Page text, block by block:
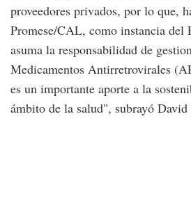
proveedores privados, por lo que,
Promese/CAL, como instancia del
asuma la responsabilidad de
Medicamentos Antirretrovirales
es un importante aporte a la
ámbito de la salud", subrayó